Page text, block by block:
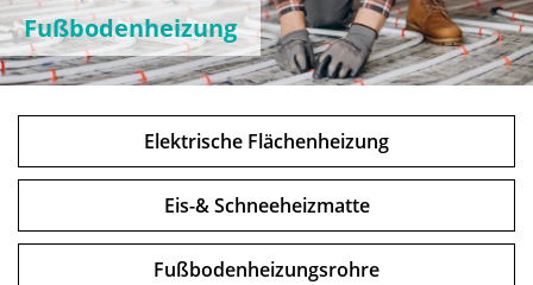
Fußbodenheizung
Elektrische Flächenheizung
Eis-& Schneeheizmatte
Fußbodenheizungsrohre